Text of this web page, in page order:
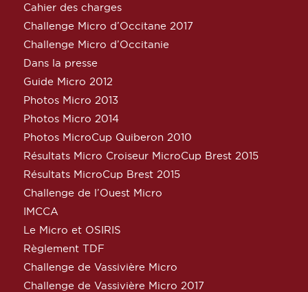
Cahier des charges
Challenge Micro d’Occitane 2017
Challenge Micro d’Occitanie
Dans la presse
Guide Micro 2012
Photos Micro 2013
Photos Micro 2014
Photos MicroCup Quiberon 2010
Résultats Micro Croiseur MicroCup Brest 2015
Résultats MicroCup Brest 2015
Challenge de l’Ouest Micro
IMCCA
Le Micro et OSIRIS
Règlement TDF
Challenge de Vassivière Micro
Challenge de Vassivière Micro 2017